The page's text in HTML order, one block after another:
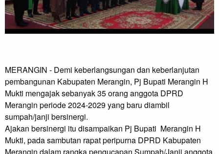
MERANGIN - Demi keberlangsungan dan keberlanjutan
pembangunan Kabupaten Merangin, Pj Bupati Merangin H
Mukti mengajak sebanyak 35 orang anggota DPRD
Merangin periode 2024-2029 yang baru diambil
sumpah/janji bersinergi.
Ajakan bersinergi itu disampaikan Pj Bupati  Merangin H
Mukti, pada sambutan rapat peripurna DPRD Kabupaten
Merangin dalam rangka pengucapan Sumpah/Janji anggota